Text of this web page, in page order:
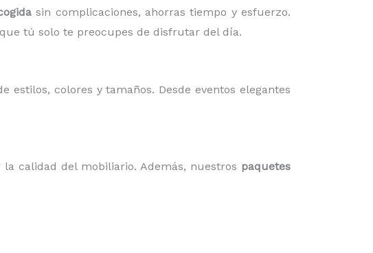
sin complicaciones, ahorras tiempo y esfuerzo.
tú solo te preocupes de disfrutar del día.
estilos, colores y tamaños. Desde eventos elegantes
calidad del mobiliario. Además, nuestros paquetes